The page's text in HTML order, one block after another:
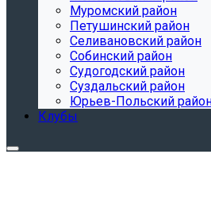
Муромский район
Петушинский район
Селивановский район
Собинский район
Судогодский район
Суздальский район
Юрьев-Польский
Клубы